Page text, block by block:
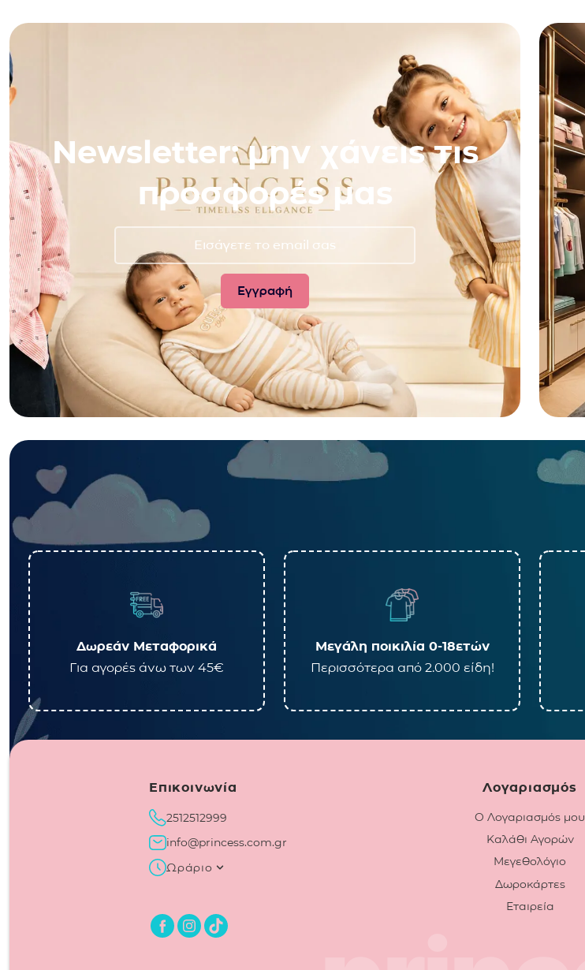
Newsletter: μην χάνεις τις
προσφορές μας
Δωρεάν Μεταφορικά
Για αγορές άνω των 45€
Μεγάλη ποικιλία 0-18ετών
Περισσότερα από 2.000 είδη!
Επικοινωνία
2512512999
info@princess.com.gr
Ωράριο
Λογαριασμός
Ο Λογαριασμός μου
Καλάθι Αγορών
Μεγεθολόγιο
Δωροκάρτες
Εταιρεία